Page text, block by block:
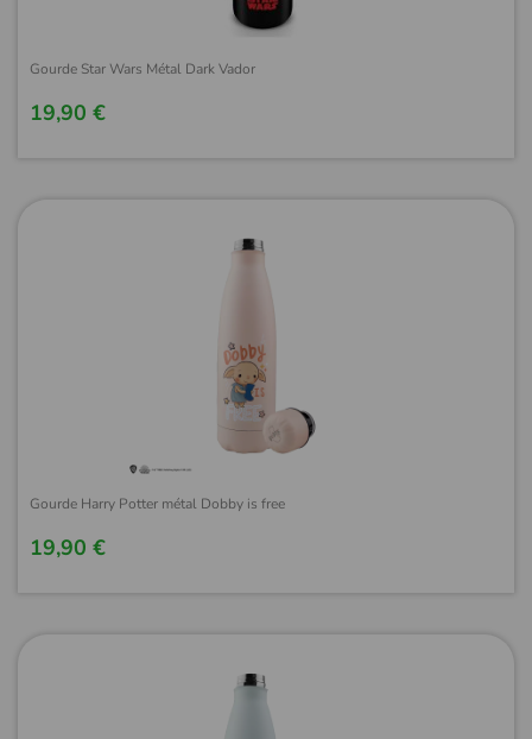
Gourde Star Wars Métal Dark Vador
19,90 €
Gourde Harry Potter métal Dobby is free
19,90 €